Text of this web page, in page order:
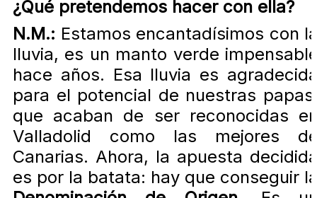
¿Qué pretendemos hacer con ella?
N.M.: Estamos encantadísimos con
lluvia, es un manto verde
hace años. Esa lluvia es
para el potencial de nuestras
que acaban de ser reconocidas
Valladolid como las mejores
Canarias. Ahora, la apuesta
es por la batata: hay que conseguir